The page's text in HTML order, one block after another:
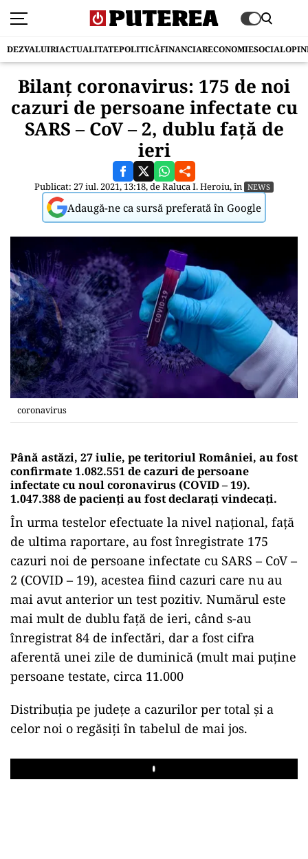
DEZVALUIRIACTUALITATEPOLITICĂFINANCIARECONOMIESOCIAL
Bilanț coronavirus: 175 de noi
cazuri de persoane infectate cu
SARS – CoV – 2, dublu față de
ieri
Publicat: 27 iul. 2021, 13:18, deRaluca I. Heroiu, în NEWS
Adaugă-ne ca sursă preferată în Google
coronavirus
Până astăzi, 27 iulie, pe teritoriul României, au fost
confirmate 1.082.551 de cazuri de persoane
infectate cu noul coronavirus (COVID – 19).
1.047.388 de pacienți au fost declarați vindecați.
În urma testelor efectuate la nivel național, față
de ultima raportare, au fost înregistrate 175
cazuri noi de persoane infectate cu SARS – CoV –
2 (COVID – 19), acestea fiind cazuri care nu au
mai avut anterior un test pozitiv. Numărul este
mai mult de dublu față de ieri, când s-au
înregistrat 84 de infectări, dar a fost cifra
aferentă unei zile de duminică (mult mai puține
persoane testate, circa 11.000
Distribuția pe județe a cazurilor per total și a
celor noi o regăsiți în tabelul de mai jos.
Play